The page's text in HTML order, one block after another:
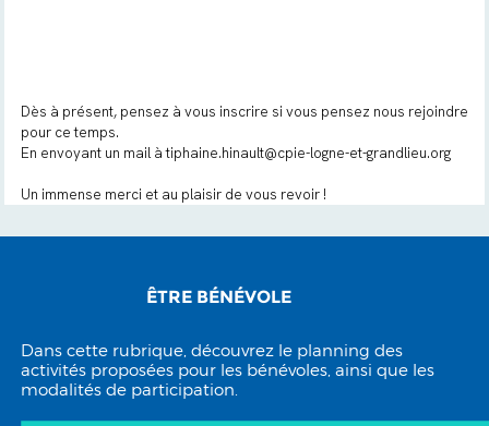
Dès à présent, pensez à vous inscrire si vous pensez nous rejoindre
pour ce temps.
En envoyant un mail à tiphaine.hinault@cpie-logne-et-grandlieu.org
Un immense merci et au plaisir de vous revoir !
ÊTRE BÉNÉVOLE
Dans cette rubrique, découvrez le planning des
activités proposées pour les bénévoles, ainsi que les
modalités de participation.